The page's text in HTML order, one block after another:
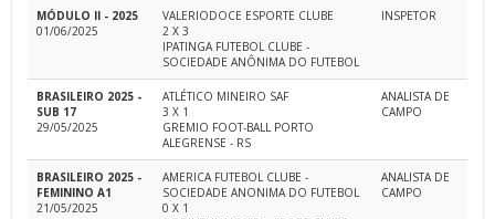
MÓDULO II - 2025
01/06/2025
VALERIODOCE ESPORTE CLUBE
2 X 3
IPATINGA FUTEBOL CLUBE -
SOCIEDADE ANÔNIMA DO FUTEBOL
INSPETOR
BRASILEIRO 2025 -
SUB 17
29/05/2025
ATLÉTICO MINEIRO SAF
3 X 1
GREMIO FOOT-BALL PORTO
ALEGRENSE - RS
ANALISTA DE
CAMPO
BRASILEIRO 2025 -
FEMININO A1
21/05/2025
AMERICA FUTEBOL CLUBE -
SOCIEDADE ANONIMA DO FUTEBOL
0 X 1
ANALISTA DE
CAMPO